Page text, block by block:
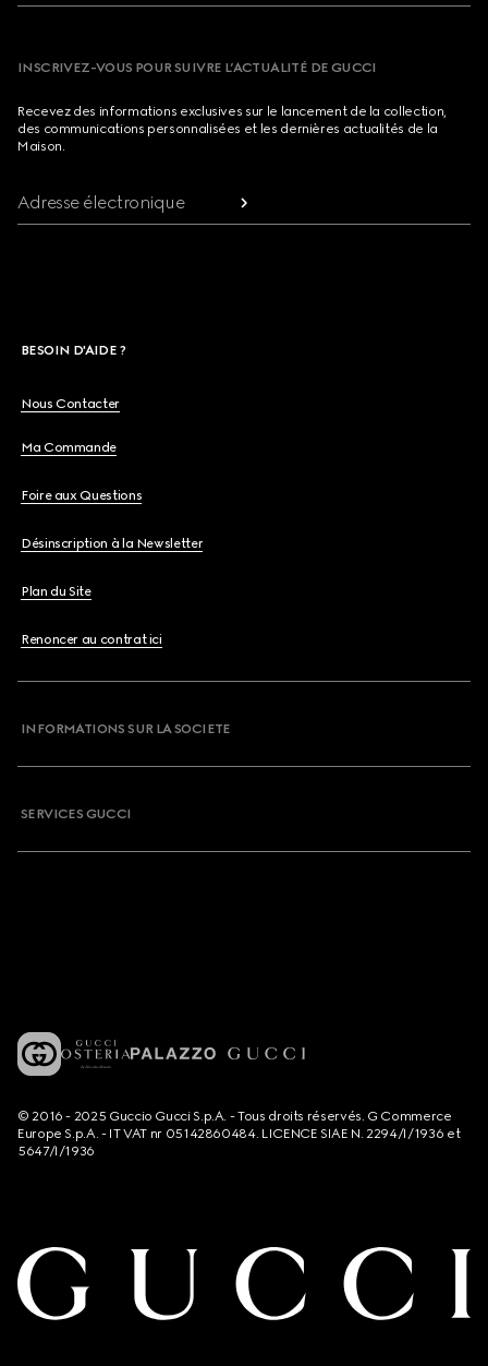
INSCRIVEZ-VOUS POUR SUIVRE L’ACTUALITÉ DE GUCCI
Recevez des informations exclusives sur le lancement de la collection,
des communications personnalisées et les dernières actualités de la
Maison.
Adresse électronique
BESOIN D'AIDE ?
Nous Contacter
Ma Commande
Foire aux Questions
Désinscription à la Newsletter
Plan du Site
Renoncer au contrat ici
INFORMATIONS SUR LA SOCIETE
SERVICES GUCCI
© 2016 - 2025 Guccio Gucci S.p.A. - Tous droits réservés. G Commerce
Europe S.p.A. - IT VAT nr 05142860484. LICENCE SIAE N. 2294/I/1936 et
5647/I/1936